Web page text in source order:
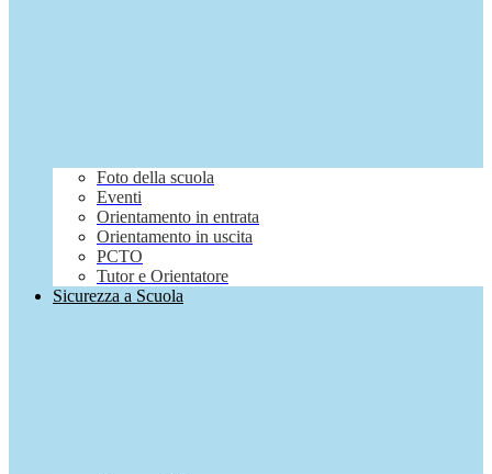
Foto della scuola
Eventi
Orientamento in entrata
Orientamento in uscita
PCTO
Tutor e Orientatore
Sicurezza a Scuola